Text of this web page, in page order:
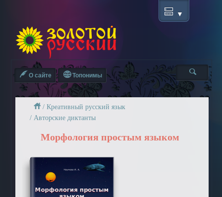
О сайте Топонимы
/Креативный русский язык
/Авторские диктанты
Морфология простым языком